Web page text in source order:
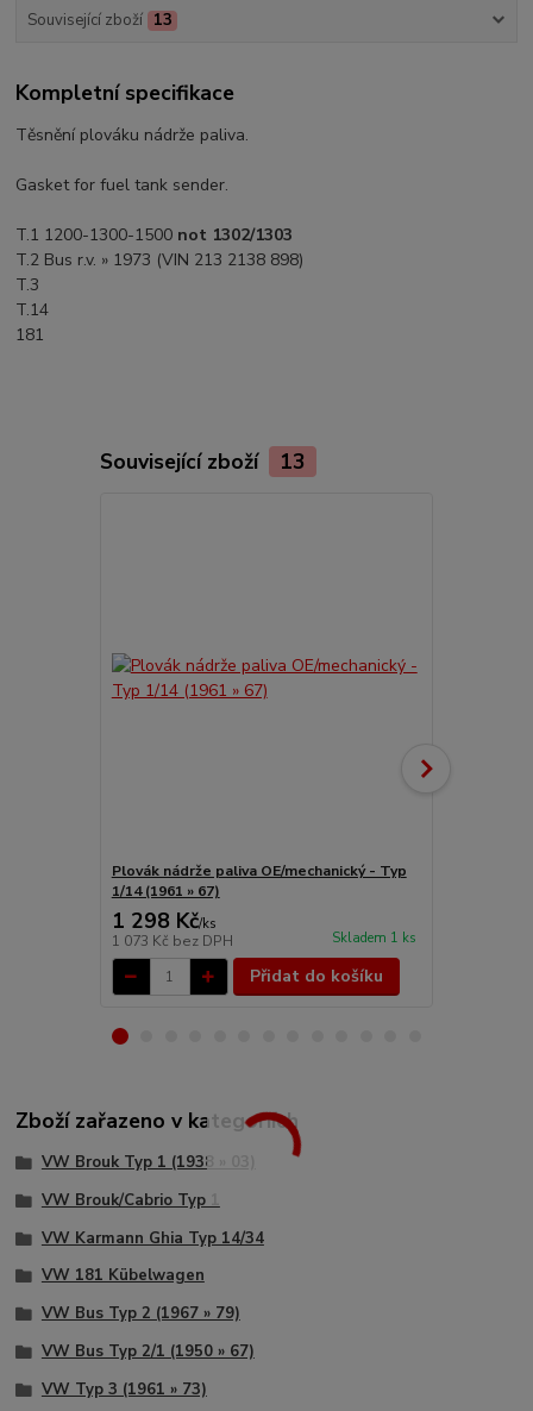
Související zboží 13
Kompletní specifikace
Těsnění plováku nádrže paliva.
Gasket for fuel tank sender.
T.1 1200-1300-1500 not 1302/1303
T.2 Bus r.v. » 1973 (VIN 213 2138 898)
T.3
T.14
181
Související zboží 13
Plovák nádrže paliva OE/mechanický - Typ
1/14 (1961 » 67)
1 298 Kč/ks
1 073 Kč bez DPH Skladem 1 ks
Přidat do košíku
Zboží zařazeno v kategoriích
VW Brouk Typ 1 (1938 » 03)
VW Brouk/Cabrio Typ 1
VW Karmann Ghia Typ 14/34
VW 181 Kübelwagen
VW Bus Typ 2 (1967 » 79)
VW Bus Typ 2/1 (1950 » 67)
VW Typ 3 (1961 » 73)